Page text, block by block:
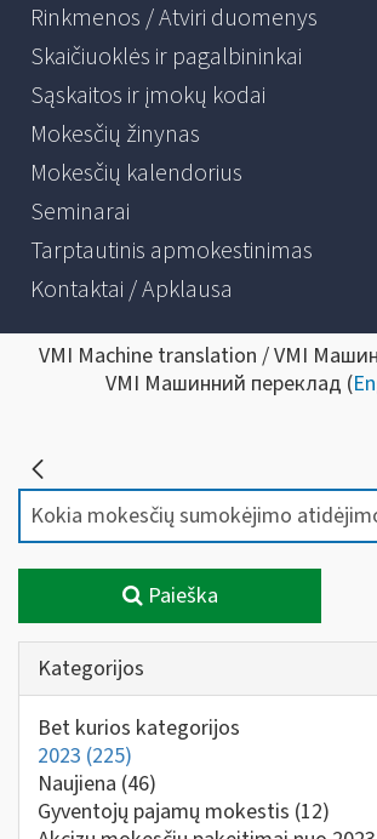
Rinkmenos / Atviri duomenys
Skaičiuoklės ir pagalbininkai
Sąskaitos ir įmokų kodai
Mokesčių žinynas
Mokesčių kalendorius
Seminarai
Tarptautinis apmokestinimas
Kontaktai / Apklausa
VMI Machine translation / VMI
VMI Машинний переклад (
Paieška
Kategorijos
Bet kurios kategorijos
2023 (225)
Naujiena (46)
Gyventojų pajamų mokestis (12)